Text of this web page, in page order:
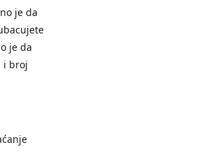
je da
je da
i broj